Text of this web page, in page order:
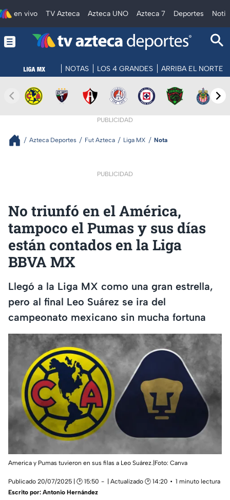
en vivo TV Azteca Azteca UNO Azteca 7 Deportes
NOTAS LOS 4 GRANDES ARRIBA EL NORTE
PUBLICIDAD
Azteca Deportes Fut Azteca Liga MX Nota
PUBLICIDAD
No triunfó en el América,
tampoco el Pumas y sus días
están contados en la Liga
BBVA MX
Llegó a la Liga MX como una gran estrella,
pero al final Leo Suárez se ira del
campeonato mexicano sin mucha fortuna
America y Pumas tuvieron en sus filas a Leo Suárez.|Foto: Canva
Publicado 20/07/2025 | 🕑 15:50 | Actualizado 🕑 14:20
1 minuto lectura
Escrito por: Antonio Hernández